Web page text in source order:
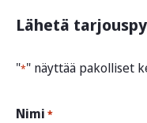
Lähetä
"*" näyttää pakolliset
Nimi *